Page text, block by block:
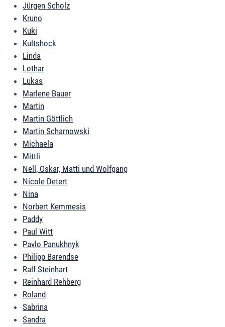
Jürgen Scholz
Kruno
Kuki
Kultshock
Linda
Lothar
Lukas
Marlene Bauer
Martin
Martin Göttlich
Martin Scharnowski
Michaela
Mittli
Nell, Oskar, Matti und Wolfgang
Nicole Detert
Nina
Norbert Kemmesis
Paddy
Paul Witt
Pavlo Panukhnyk
Philipp Barendse
Ralf Steinhart
Reinhard Rehberg
Roland
Sabrina
Sandra